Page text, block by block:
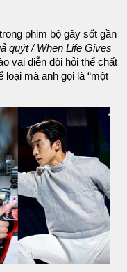
phim bộ gây sốt gần
quýt / When Life Gives
vai diễn đòi hỏi thể chất
mà anh gọi là “một